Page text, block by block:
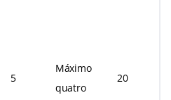
5
Máximo
quatro
20